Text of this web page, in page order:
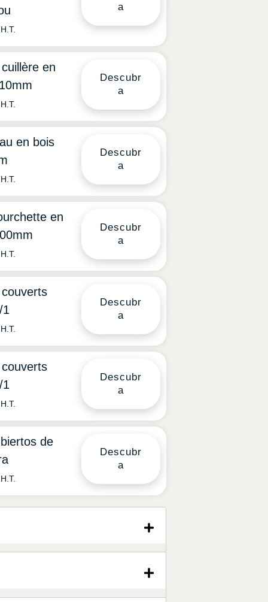
H.T.
a
en
H.T.
Descubr
a
en bois
H.T.
Descubr
a
en
H.T.
Descubr
a
1
H.T.
Descubr
a
1
H.T.
Descubr
a
de
H.T.
Descubr
a